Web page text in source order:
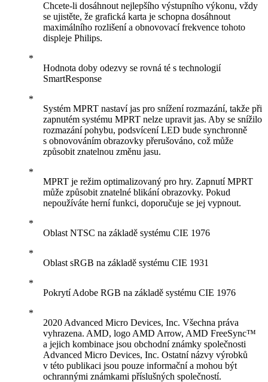
Chcete-li dosáhnout nejlepšího výstupního výkonu, vždy
se ujistěte, že grafická karta je schopna dosáhnout
maximálního rozlišení a obnovovací frekvence tohoto
displeje Philips.
Hodnota doby odezvy se rovná té s technologií
SmartResponse
Systém MPRT nastaví jas pro snížení rozmazání, takže při
zapnutém systému MPRT nelze upravit jas. Aby se snížilo
rozmazání pohybu, podsvícení LED bude synchronně
s obnovováním obrazovky přerušováno, což může
způsobit znatelnou změnu jasu.
MPRT je režim optimalizovaný pro hry. Zapnutí MPRT
může způsobit znatelné blikání obrazovky. Pokud
nepoužíváte herní funkci, doporučuje se jej vypnout.
Oblast NTSC na základě systému CIE 1976
Oblast sRGB na základě systému CIE 1931
Pokrytí Adobe RGB na základě systému CIE 1976
2020 Advanced Micro Devices, Inc. Všechna práva
vyhrazena. AMD, logo AMD Arrow, AMD FreeSync™
a jejich kombinace jsou obchodní známky společnosti
Advanced Micro Devices, Inc. Ostatní názvy výrobků
v této publikaci jsou pouze informační a mohou být
ochrannými známkami příslušných společností.